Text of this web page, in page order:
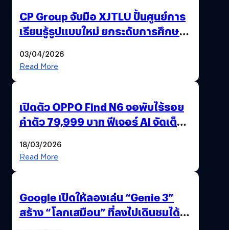
CP Group จับมือ XJTLU ปั้นศูนย์การ
เรียนรู้รูปแบบใหม่ ยกระดับการศึกษา
03/04/2026
Read More
เปิดตัว OPPO Find N6 จอพับไร้รอย
ค่าตัว 79,999 บาท ฟีเจอร์ AI จัดเต็ม
18/03/2026
Read More
Google เปิดให้ลองเล่น “Genie 3”
สร้าง “โลกเสมือน” ที่ลงไปเดินชมได้